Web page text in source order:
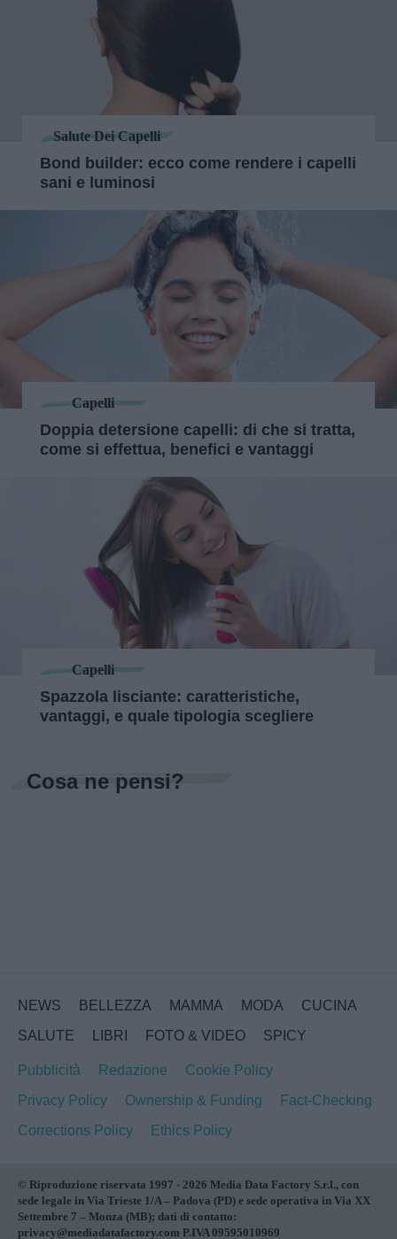
Salute Dei Capelli
Bond builder: ecco come rendere i capelli
sani e luminosi
Capelli
Doppia detersione capelli: di che si tratta,
come si effettua, benefici e vantaggi
Capelli
Spazzola lisciante: caratteristiche,
vantaggi, e quale tipologia scegliere
Cosa ne pensi?
NEWS BELLEZZA MAMMA MODA
CUCINA
SALUTE
LIBRI FOTO & VIDEO SPICY
Pubblicità Redazione
Cookie Policy
Privacy Policy
Ownership & Funding
Fact-Checking
Corrections Policy
Ethics Policy
© Riproduzione riservata 1997 - 2026 Media Data Factory S.r.l., con
sede legale in Via Trieste 1/A – Padova (PD) e sede operativa in Via XX
Settembre 7 – Monza (MB); dati di contatto:
privacy@mediadatafactory.com P.IVA 09595010969